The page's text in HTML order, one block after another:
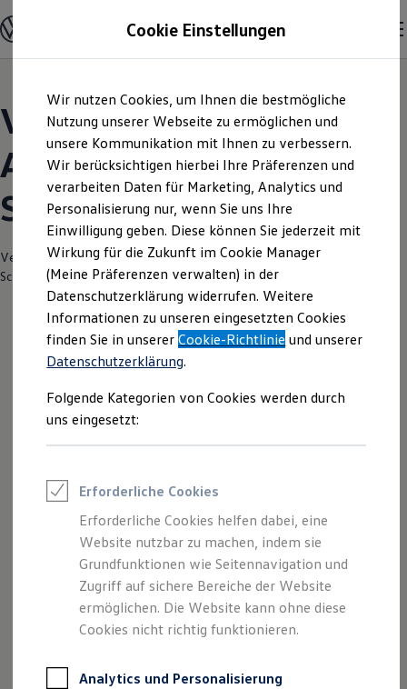
Hauptinhalt
springen
Footer
springen
Modelle und Konfigurator
Konfigurator
Modelle vergleichen
Elektroautos
ENERGY Sondermodelle
Nutzfahrzeuge
SUV und CUV
Familienautos
Kombis
Kompaktwagen
Sportwagen
Schnell verfügbare Fahrzeuge
Angebote und Produkte
Aktuelle Angebote
E-Auto-Förderung
Volkswagen Marktplatz
Die ENERGY Sondermodelle
Junge Gebrauchtwagen und Gebrauchtwagen
Volkswagen Zertifizierte Gebrauchtwagen
Elektromobilität bei Gebrauchtwagen
Saisonangebote
Reifenpakete
Leasing
Leasing-Angebote
Elektroauto Leasing
Kleinwagen-Leasing
Leasing ohne Anzahlung
Finanzierung
Autokredit mit Schlussrate
Versicherungen und Garantien
Kfz-Versicherung
Restschuldversicherungen
Garantien
Professional Class bei Volkswagen
Volkswagen Modelle |
Autohaus Wilhelm
Schmitz Gladbeck
Verantwortlich für die Inhalte auf dieser Seite ist die Autohaus Wilhelm
Schmitz GmbH & Co. KG(Impressum & Rechtliches)
Der Polo
Kompakt, wendig und voller Möglichkeiten.
Entdecken Sie den Polo.
Cookie Einstellungen
Wir nutzen Cookies, um Ihnen die bestmögliche
Nutzung unserer Webseite zu ermöglichen und
unsere Kommunikation mit Ihnen zu verbessern.
Wir berücksichtigen hierbei Ihre Präferenzen und
verarbeiten Daten für Marketing, Analytics und
Personalisierung nur, wenn Sie uns Ihre
Einwilligung geben. Diese können Sie jederzeit mit
Wirkung für die Zukunft im Cookie Manager
(Meine Präferenzen verwalten) in der
Datenschutzerklärung widerrufen. Weitere
Informationen zu unseren eingesetzten Cookies
finden Sie in unsererCookie-Richtlinie und unserer
Datenschutzerklärung.
Folgende Kategorien von Cookies werden durch
uns eingesetzt:
Erforderliche Cookies
Erforderliche Cookies helfen dabei, eine
Website nutzbar zu machen, indem sie
Grundfunktionen wie Seitennavigation und
Zugriff auf sichere Bereiche der Website
ermöglichen. Die Website kann ohne diese
Cookies nicht richtig funktionieren.
Analytics und Personalisierung